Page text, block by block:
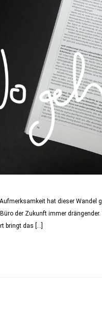
hat dieser Wandel
der Zukunft immer
bringt das […]